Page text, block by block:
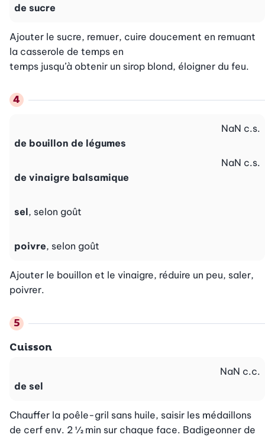
de sucre
Ajouter le sucre, remuer, cuire doucement en remuant
la casserole de temps en
temps jusqu’à obtenir un sirop blond, éloigner du feu.
de bouillon de légumes
NaN c.s.
de vinaigre balsamique
NaN c.s.
sel, selon goût
poivre, selon goût
Ajouter le bouillon et le vinaigre, réduire un peu, saler,
poivrer.
Cuisson
de sel
NaN c.c.
Chauffer la poêle-gril sans huile, saisir les médaillons
de cerf env. 2 ½ min sur chaque face. Badigeonner de